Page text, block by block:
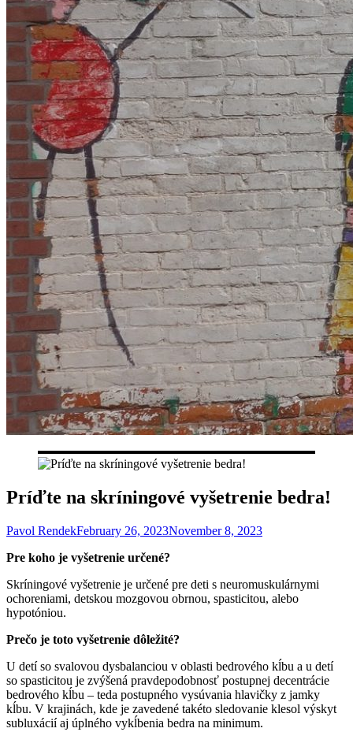
Príďte na skríningové vyšetrenie bedra!
Pavol RendekFebruary 26, 2023November 8, 2023
Pre koho je vyšetrenie určené?
Skríningové vyšetrenie je určené pre deti s neuromuskulárnymi
ochoreniami, detskou mozgovou obrnou, spasticitou, alebo
hypotóniou.
Prečo je toto vyšetrenie dôležité?
U detí so svalovou dysbalanciou v oblasti bedrového kĺbu a u detí
so spasticitou je zvýšená pravdepodobnosť postupnej decentrácie
bedrového kĺbu – teda postupného vysúvania hlavičky z jamky
kĺbu. V krajinách, kde je zavedené takéto sledovanie klesol výskyt
subluxácií aj úplného vykĺbenia bedra na minimum.